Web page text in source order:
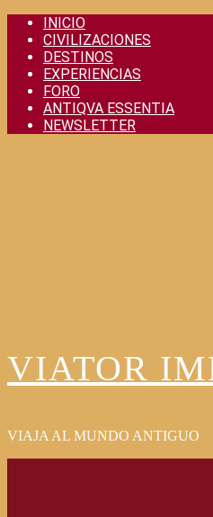
Skip
content
INICIO
CIVILIZACIONES
DESTINOS
EXPERIENCIAS
FORO
ANTIQVA ESSENTIA
NEWSLETTER
VIATOR
VIAJA AL MUNDO ANTIGUO